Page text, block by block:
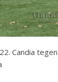
Candia